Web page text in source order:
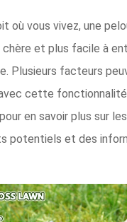
où vous vivez, une
et plus facile à
Plusieurs facteurs
cette fonctionnalité
en savoir plus sur
potentiels et des